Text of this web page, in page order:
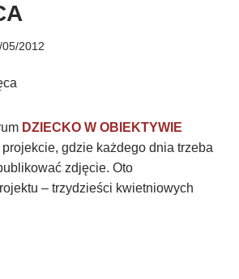
05/2012
DZIECKO W OBIEKTYWIE
projekcie, gdzie każdego dnia trzeba
zdjęcie. Oto
– trzydzieści kwietniowych